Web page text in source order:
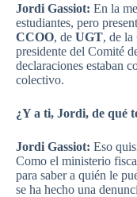
Jordi Gassiot: En la
estudiantes, pero
CCOO, de UGT, de la
presidente del Comité
declaraciones estaban
colectivo.
¿Y a ti, Jordi, de qué
Jordi Gassiot: Eso
Como el ministerio
para saber a quién le
se ha hecho una